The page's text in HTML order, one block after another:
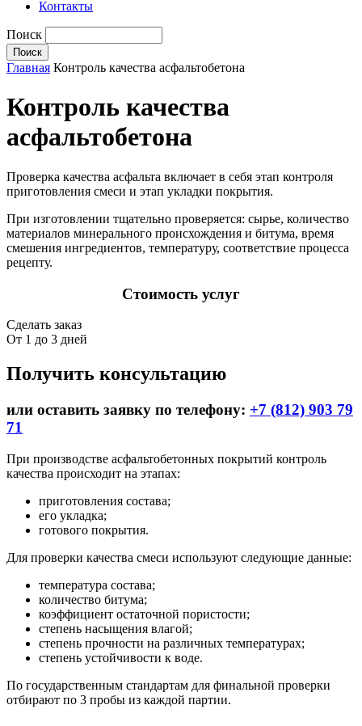
Контакты
Поиск
Главная Контроль качества асфальтобетона
Контроль качества
асфальтобетона
Проверка качества асфальта включает в себя этап контроля
приготовления смеси и этап укладки покрытия.
При изготовлении тщательно проверяется: сырье, количество
материалов минерального происхождения и битума, время
смешения ингредиентов, температуру, соответствие процесса
рецепту.
Стоимость услуг
Сделать заказ
От 1 до 3 дней
Получить консультацию
или оставить заявку по телефону: +7 (812) 903 79
71
При производстве асфальтобетонных покрытий контроль
качества происходит на этапах:
приготовления состава;
его укладка;
готового покрытия.
Для проверки качества смеси используют следующие данные:
температура состава;
количество битума;
коэффициент остаточной пористости;
степень насыщения влагой;
степень прочности на различных температурах;
степень устойчивости к воде.
По государственным стандартам для финальной проверки
отбирают по 3 пробы из каждой партии.